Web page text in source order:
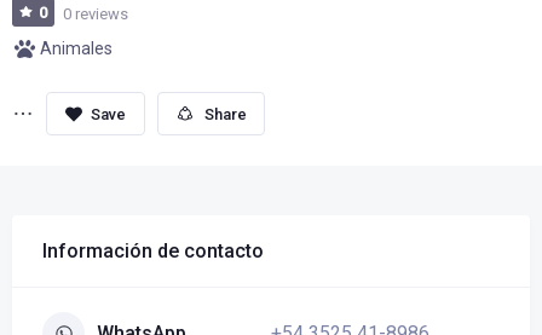
0 0 reviews
Animales
Share
Información de contacto